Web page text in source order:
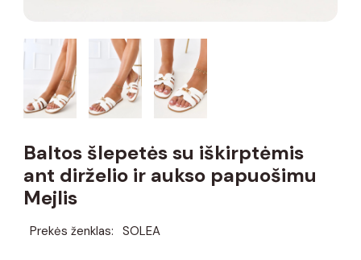
Baltos šlepetės su iškirptėmis
ant dirželio ir aukso papuošimu
Mejlis
Prekės ženklas: SOLEA